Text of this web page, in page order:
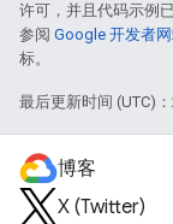
许可，并且代码示例
参阅 Google 开发者
标。
最后更新时间 (UTC)：
博客
X (Twitter)